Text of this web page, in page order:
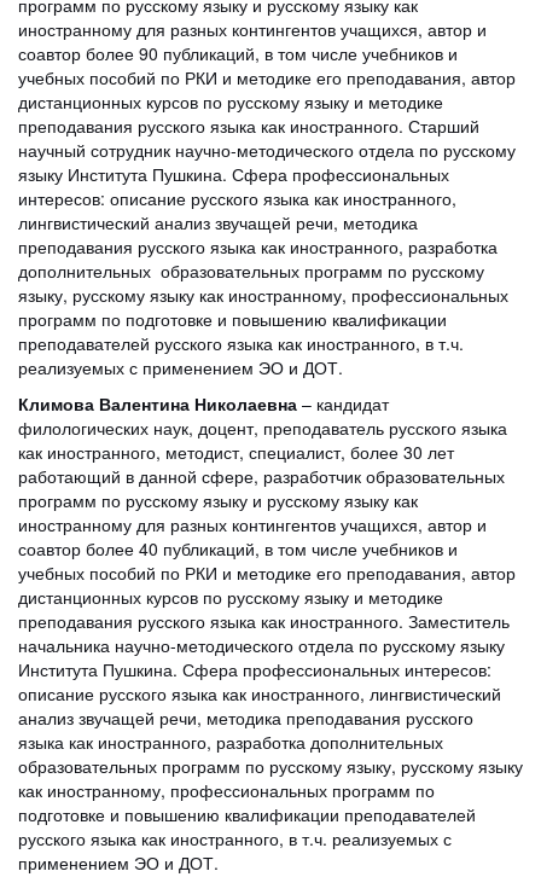
программ по русскому языку и русскому языку как
иностранному для разных контингентов учащихся, автор и
соавтор более 90 публикаций, в том числе учебников и
учебных пособий по РКИ и методике его преподавания, автор
дистанционных курсов по русскому языку и методике
преподавания русского языка как иностранного. Старший
научный сотрудник научно-методического отдела по русскому
языку Института Пушкина. Сфера профессиональных
интересов: описание русского языка как иностранного,
лингвистический анализ звучащей речи, методика
преподавания русского языка как иностранного, разработка
дополнительных образовательных программ по русскому
языку, русскому языку как иностранному, профессиональных
программ по подготовке и повышению квалификации
преподавателей русского языка как иностранного, в т.ч.
реализуемых с применением ЭО и ДОТ.
Климова Валентина Николаевна – кандидат
филологических наук, доцент, преподаватель русского языка
как иностранного, методист, специалист, более 30 лет
работающий в данной сфере, разработчик образовательных
программ по русскому языку и русскому языку как
иностранному для разных контингентов учащихся, автор и
соавтор более 40 публикаций, в том числе учебников и
учебных пособий по РКИ и методике его преподавания, автор
дистанционных курсов по русскому языку и методике
преподавания русского языка как иностранного. Заместитель
начальника научно-методического отдела по русскому языку
Института Пушкина. Сфера профессиональных интересов:
описание русского языка как иностранного, лингвистический
анализ звучащей речи, методика преподавания русского
языка как иностранного, разработка дополнительных
образовательных программ по русскому языку, русскому языку
как иностранному, профессиональных программ по
подготовке и повышению квалификации преподавателей
русского языка как иностранного, в т.ч. реализуемых с
применением ЭО и ДОТ.